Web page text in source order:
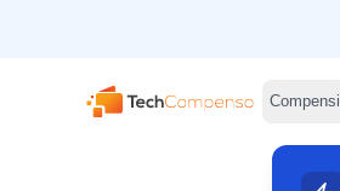
TechCompenso
Compensi